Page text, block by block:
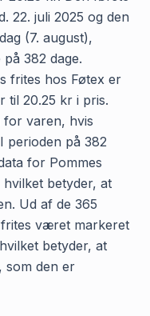
22. juli 2025 og den
(7. august),
382 dage.
frites hos Føtex er
til 20.25 kr i pris.
for varen, hvis
perioden på 382
for Pommes
betyder, at
Ud af de 365
været markeret
betyder, at
som den er